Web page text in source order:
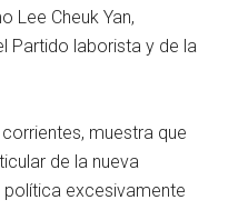
Lee Cheuk Yan,
Partido laborista y de la
muestra que
de la nueva
excesivamente